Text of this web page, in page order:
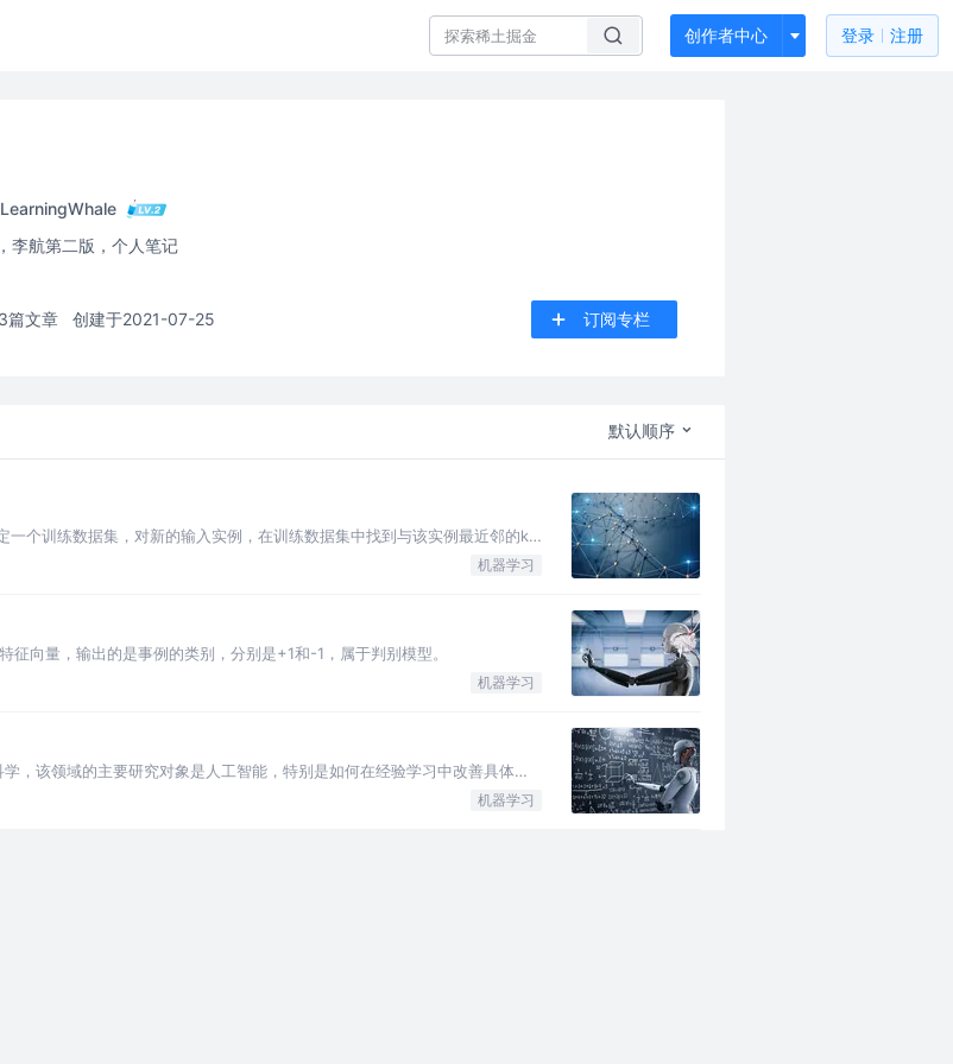
创作者中心 登录 注册
李航第二版，个人笔记
篇文章 创建于2021-07-25 订阅专栏
默认顺序
个训练数据集，对新的输入实例，在训练数据集中找到与该实例最近邻的k
这
机器学习
向量，输出的是事例的类别，分别是+1和-1，属于判别模型。
机器学习
，该领域的主要研究对象是人工智能，特别是如何在经验学习中改善具体算
的研究”。
机器学习